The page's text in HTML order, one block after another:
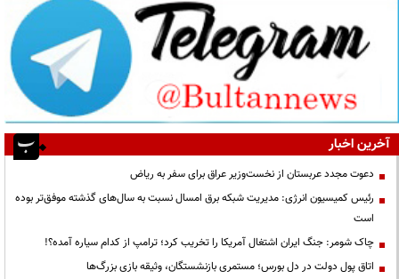
آخرین اخبار
دعوت مجدد عربستان از نخست‌وزیر عراق برای سفر به ریاض
رئیس کمیسیون انرژی: مدیریت شبکه برق امسال نسبت به سال‌های گذشته موفق‌تر بوده
است
چاک شومر: جنگ ایران اشتغال آمریکا را تخریب کرد؛ ترامپ از کدام سیاره آمده؟!
اتاق پول دولت در دل بورس؛ مستمری بازنشستگان، وثیقه بازی بزرگ‌ها